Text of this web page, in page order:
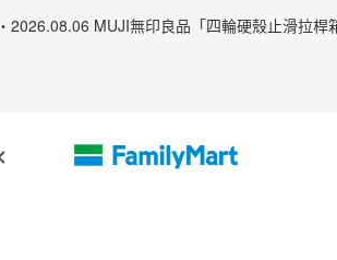
・2026.08.06 MUJI無印良品「四輪硬殼止滑拉